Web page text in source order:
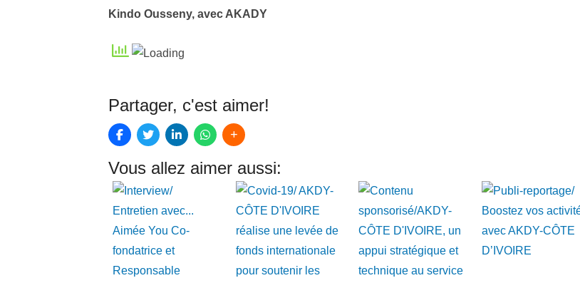
Kindo Ousseny, avec AKADY
Partager, c'est aimer!
Vous allez aimer aussi: